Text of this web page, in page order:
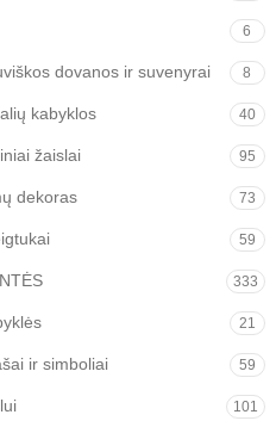
6
dovanos ir suvenyrai 8
kabyklos 40
žaislai 95
dekoras 73
59
333
21
ir simboliai 59
101